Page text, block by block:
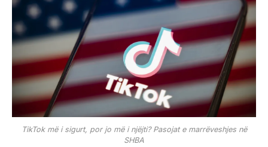
TikTok më i sigurt, por jo më i njëjti? Pasojat e marrëveshjes në
SHBA